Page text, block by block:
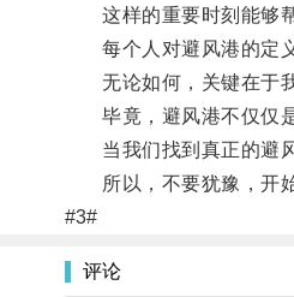
这样的重要时刻能够帮
每个人对避风港的定义
无论如何，关键在于我
毕竟，避风港不仅仅是
当我们找到真正的避风
所以，不要犹豫，开始
#3#
评论